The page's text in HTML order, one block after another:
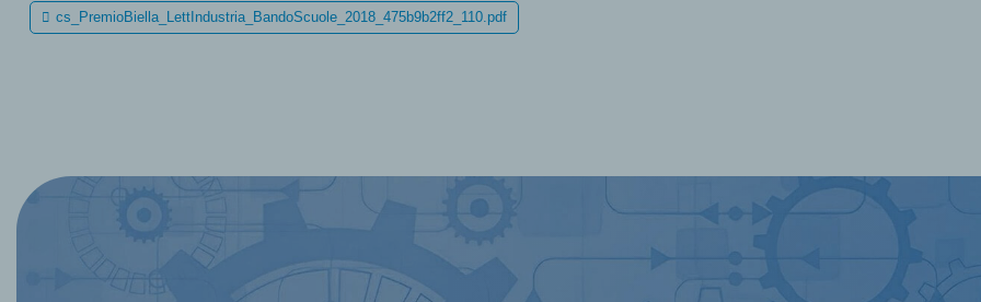
cs_PremioBiella_LettIndustria_BandoScuole_2018_475b9b2ff2_110.pdf